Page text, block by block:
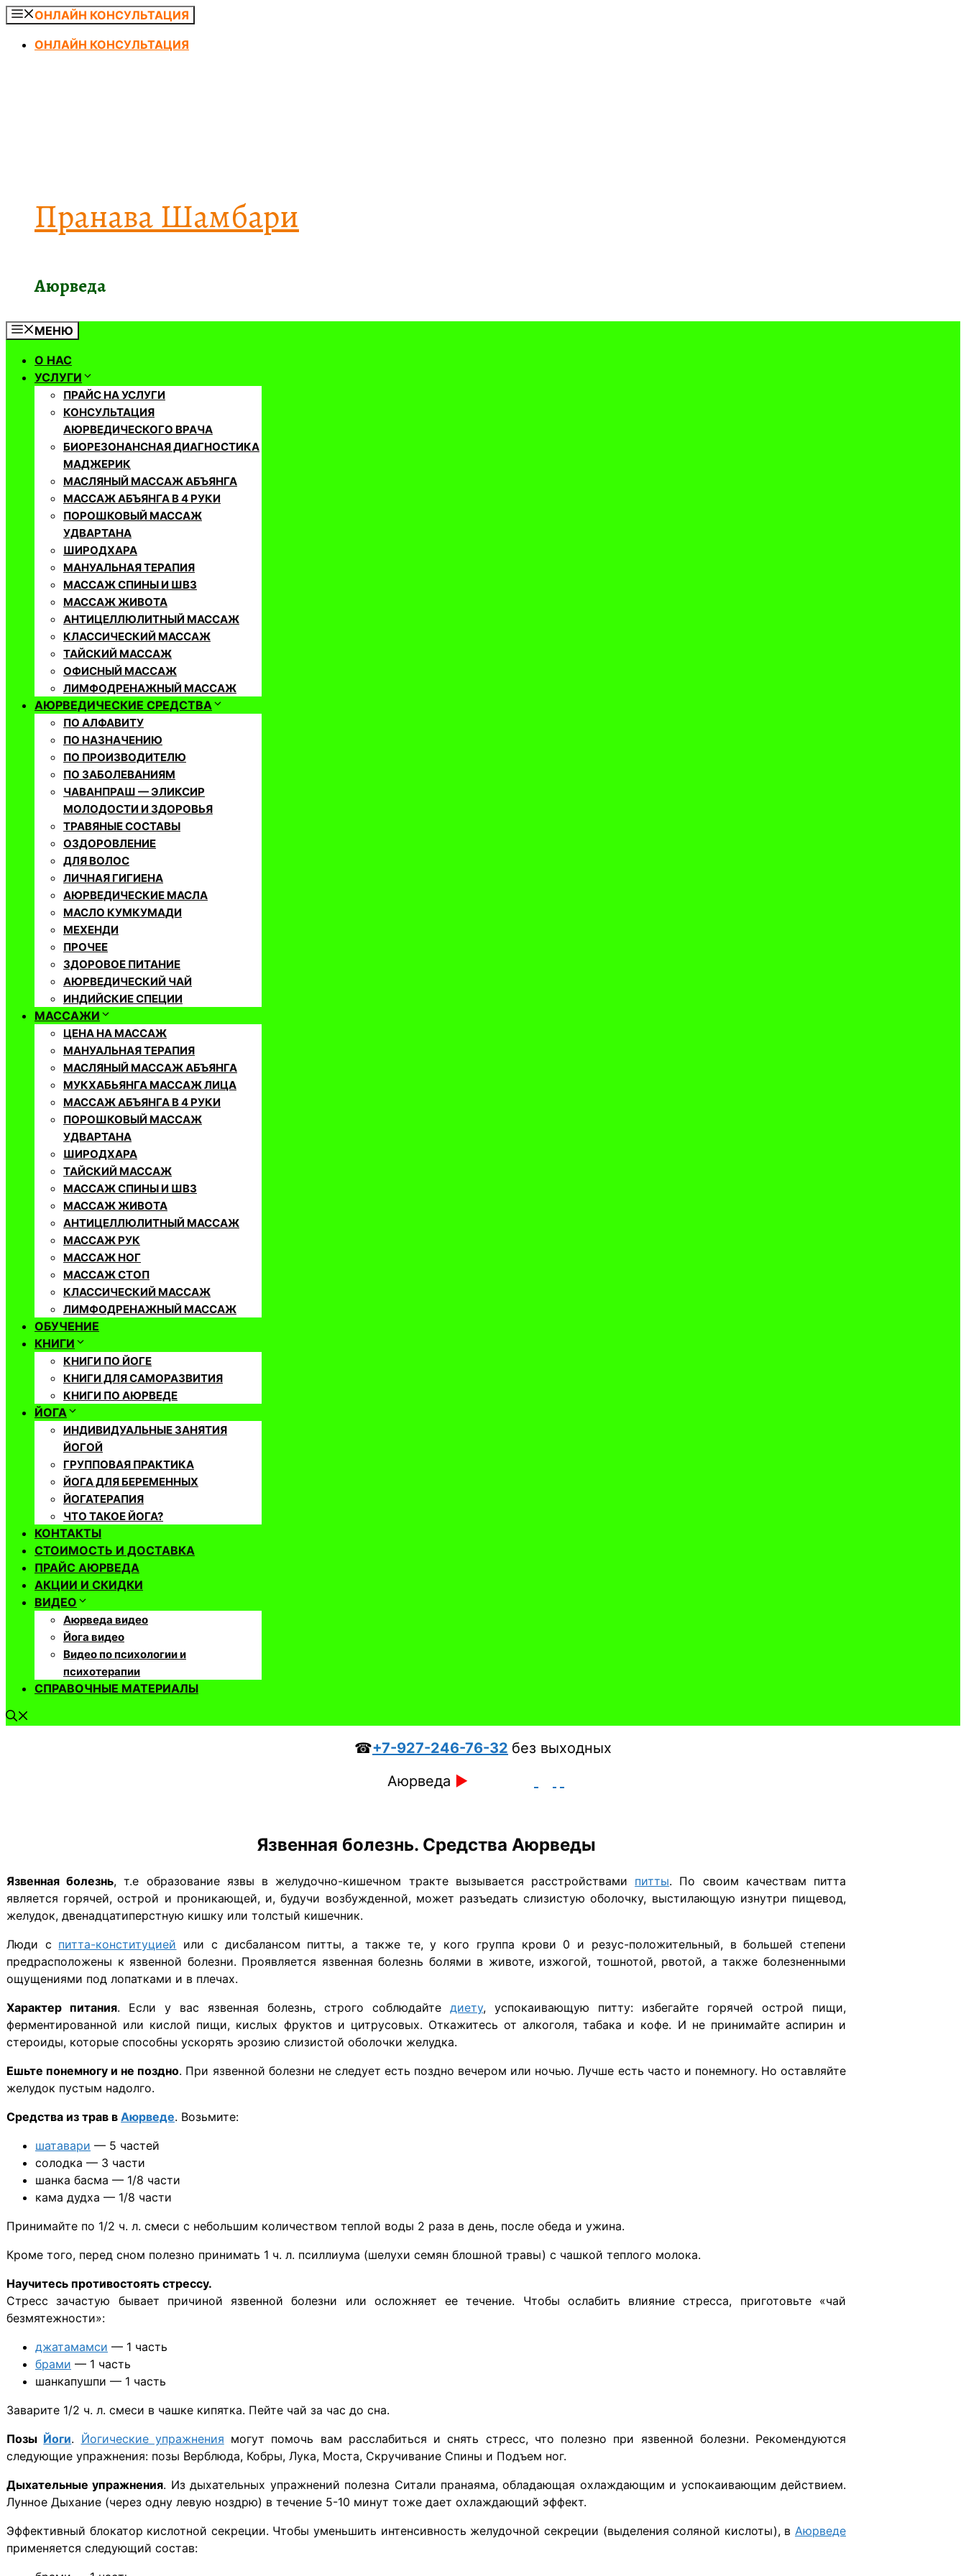
Перейти
содержимому
ОНЛАЙН КОНСУЛЬТАЦИЯ
ОНЛАЙН КОНСУЛЬТАЦИЯ
Пранава Шамбари
Аюрведа
МЕНЮ
О НАС
УСЛУГИ
ПРАЙС НА УСЛУГИ
КОНСУЛЬТАЦИЯ
АЮРВЕДИЧЕСКОГО ВРАЧА
БИОРЕЗОНАНСНАЯ ДИАГНОСТИКА
МАДЖЕРИК
МАСЛЯНЫЙ МАССАЖ АБЪЯНГА
МАССАЖ АБЪЯНГА В 4 РУКИ
ПОРОШКОВЫЙ МАССАЖ
УДВАРТАНА
ШИРОДХАРА
МАНУАЛЬНАЯ ТЕРАПИЯ
МАССАЖ СПИНЫ И ШВЗ
МАССАЖ ЖИВОТА
АНТИЦЕЛЛЮЛИТНЫЙ МАССАЖ
КЛАССИЧЕСКИЙ МАССАЖ
ТАЙСКИЙ МАССАЖ
ОФИСНЫЙ МАССАЖ
ЛИМФОДРЕНАЖНЫЙ МАССАЖ
АЮРВЕДИЧЕСКИЕ СРЕДСТВА
ПО АЛФАВИТУ
ПО НАЗНАЧЕНИЮ
ПО ПРОИЗВОДИТЕЛЮ
ПО ЗАБОЛЕВАНИЯМ
ЧАВАНПРАШ — ЭЛИКСИР
МОЛОДОСТИ И ЗДОРОВЬЯ
ТРАВЯНЫЕ СОСТАВЫ
ОЗДОРОВЛЕНИЕ
ДЛЯ ВОЛОС
ЛИЧНАЯ ГИГИЕНА
АЮРВЕДИЧЕСКИЕ МАСЛА
МАСЛО КУМКУМАДИ
МЕХЕНДИ
ПРОЧЕЕ
ЗДОРОВОЕ ПИТАНИЕ
АЮРВЕДИЧЕСКИЙ ЧАЙ
ИНДИЙСКИЕ СПЕЦИИ
МАССАЖИ
ЦЕНА НА МАССАЖ
МАНУАЛЬНАЯ ТЕРАПИЯ
МАСЛЯНЫЙ МАССАЖ АБЪЯНГА
МУКХАБЬЯНГА МАССАЖ ЛИЦА
МАССАЖ АБЪЯНГА В 4 РУКИ
ПОРОШКОВЫЙ МАССАЖ
УДВАРТАНА
ШИРОДХАРА
ТАЙСКИЙ МАССАЖ
МАССАЖ СПИНЫ И ШВЗ
МАССАЖ ЖИВОТА
АНТИЦЕЛЛЮЛИТНЫЙ МАССАЖ
МАССАЖ РУК
МАССАЖ НОГ
МАССАЖ СТОП
КЛАССИЧЕСКИЙ МАССАЖ
ЛИМФОДРЕНАЖНЫЙ МАССАЖ
ОБУЧЕНИЕ
КНИГИ
КНИГИ ПО ЙОГЕ
КНИГИ ДЛЯ САМОРАЗВИТИЯ
КНИГИ ПО АЮРВЕДЕ
ЙОГА
ИНДИВИДУАЛЬНЫЕ ЗАНЯТИЯ
ЙОГОЙ
ГРУППОВАЯ ПРАКТИКА
ЙОГА ДЛЯ БЕРЕМЕННЫХ
ЙОГАТЕРАПИЯ
ЧТО ТАКОЕ ЙОГА?
КОНТАКТЫ
СТОИМОСТЬ И ДОСТАВКА
ПРАЙС АЮРВЕДА
АКЦИИ И СКИДКИ
ВИДЕО
Аюрведа видео
Йога видео
Видео по психологии и
психотерапии
СПРАВОЧНЫЕ МАТЕРИАЛЫ
☎+7-927-246-76-32 без выходных
Аюрведа ►
Язвенная болезнь. Средства Аюрведы
Язвенная болезнь, т.е образование язвы в желудочно-кишечном тракте вызывается расстройствами питты. По своим качествам питта
является горячей, острой и проникающей, и, будучи возбужденной, может разъедать слизистую оболочку, выстилающую изнутри пищевод,
желудок, двенадцатиперстную кишку или толстый кишечник.
Люди с питта-конституцией или с дисбалансом питты, а также те, у кого группа крови 0 и резус-положительный, в большей степени
предрасположены к язвенной болезни. Проявляется язвенная болезнь болями в животе, изжогой, тошнотой, рвотой, а также болезненными
ощущениями под лопатками и в плечах.
Характер питания. Если у вас язвенная болезнь, строго соблюдайте диету, успокаивающую питту: избегайте горячей острой пищи,
ферментированной или кислой пищи, кислых фруктов и цитрусовых. Откажитесь от алкоголя, табака и кофе. И не принимайте аспирин и
стероиды, которые способны ускорять эрозию слизистой оболочки желудка.
Ешьте понемногу и не поздно. При язвенной болезни не следует есть поздно вечером или ночью. Лучше есть часто и понемногу. Но оставляйте
желудок пустым надолго.
Средства из трав в Аюрведе. Возьмите:
шатавари — 5 частей
солодка — 3 части
шанка басма — 1/8 части
кама дудха — 1/8 части
Принимайте по 1/2 ч. л. смеси с небольшим количеством теплой воды 2 раза в день, после обеда и ужина.
Кроме того, перед сном полезно принимать 1 ч. л. псиллиума (шелухи семян блошной травы) с чашкой теплого молока.
Научитесь противостоять стрессу.
Стресс зачастую бывает причиной язвенной болезни или осложняет ее течение. Чтобы ослабить влияние стресса, приготовьте «чай
безмятежности»:
джатамамси — 1 часть
брами — 1 часть
шанкапушпи — 1 часть
Заварите 1/2 ч. л. смеси в чашке кипятка. Пейте чай за час до сна.
Позы Йоги. Йогические упражнения могут помочь вам расслабиться и снять стресс, что полезно при язвенной болезни. Рекомендуются
следующие упражнения: позы Верблюда, Кобры, Лука, Моста, Скручивание Спины и Подъем ног.
Дыхательные упражнения. Из дыхательных упражнений полезна Ситали пранаяма, обладающая охлаждающим и успокаивающим действием.
Лунное Дыхание (через одну левую ноздрю) в течение 5-10 минут тоже дает охлаждающий эффект.
Эффективный блокатор кислотной секреции. Чтобы уменьшить интенсивность желудочной секреции (выделения соляной кислоты), в Аюрведе
применяется следующий состав: